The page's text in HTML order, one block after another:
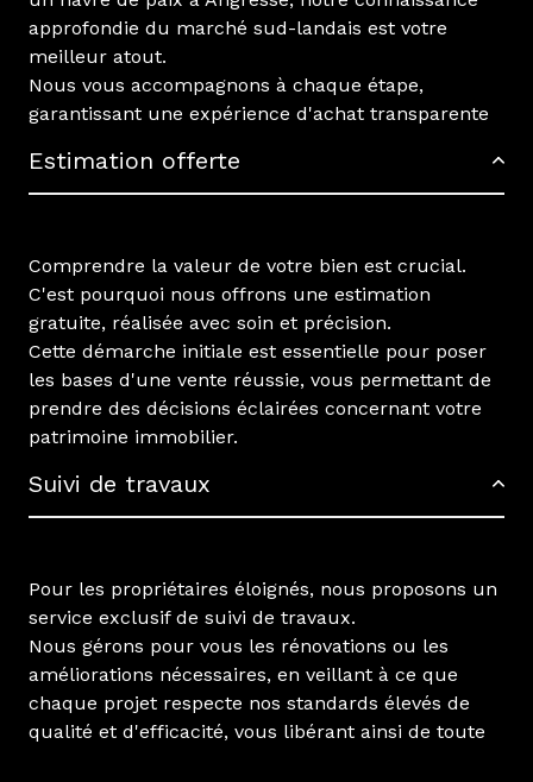
approfondie du marché sud-landais est votre
meilleur atout.
Nous vous accompagnons à chaque étape,
garantissant une expérience d'achat transparente
Estimation offerte
Comprendre la valeur de votre bien est crucial.
C'est pourquoi nous offrons une estimation
gratuite, réalisée avec soin et précision.
Cette démarche initiale est essentielle pour poser
les bases d'une vente réussie, vous permettant de
prendre des décisions éclairées concernant votre
patrimoine immobilier.
Suivi de travaux
Pour les propriétaires éloignés, nous proposons un
service exclusif de suivi de travaux.
Nous gérons pour vous les rénovations ou les
améliorations nécessaires, en veillant à ce que
chaque projet respecte nos standards élevés de
qualité et d'efficacité, vous libérant ainsi de toute